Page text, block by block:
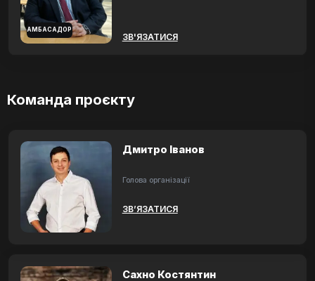
АМБАСАДОР
ЗВ'ЯЗАТИСЯ
Команда проєкту
Дмитро Іванов
Голова організації
ЗВ’ЯЗАТИСЯ
Сахно Костянтин